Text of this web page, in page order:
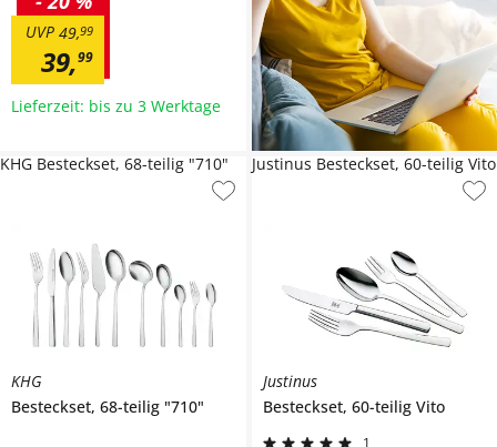
39,99
49,99
UVP
Lieferzeit: bis zu 3 Werktage
KHG
Besteckset, 68-teilig "710"
KHG Besteckset, 68-teilig "710"
Justinus
Besteckset, 60-teilig Vito
1
Justinus Besteckset, 60-teilig Vito